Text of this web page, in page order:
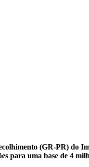
(GR-PR) do
para uma base de 4